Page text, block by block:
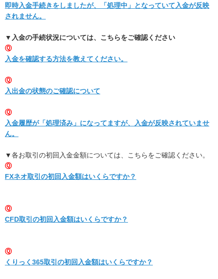
即時入金手続きをしましたが、「処理中」となっていて入金が反映
されません。
▼入金の手続状況については、こちらをご確認ください
Ⓠ
入金を確認する方法を教えてください。
Ⓠ
入出金の状態のご確認について
Ⓠ
入金履歴が「処理済み」になってますが、入金が反映されていませ
ん。
▼各お取引の初回入金金額については、こちらをご確認ください。
Ⓠ
FXネオ取引の初回入金額はいくらですか？
Ⓠ
CFD取引の初回入金額はいくらですか？
Ⓠ
くりっく365取引の初回入金額はいくらですか？